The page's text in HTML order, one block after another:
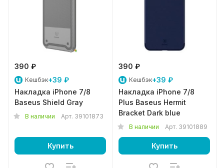
390 ₽
Кешбэк+39 ₽
Накладка iPhone 7/8
Baseus Shield Gray
В наличии Арт. 39101873
Купить
390 ₽
Кешбэк+39 ₽
Накладка iPhone 7/8
Plus Baseus Hermit
Bracket Dark blue
В наличии Арт. 39101889
Купить